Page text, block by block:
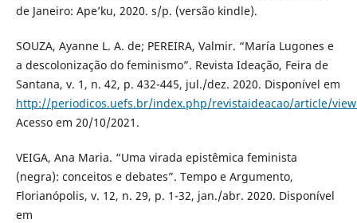
de Janeiro: Ape’ku, 2020. s/p. (versão kindle).
SOUZA, Ayanne L. A. de; PEREIRA, Valmir. “María Lugones e
a descolonização do feminismo”. Revista Ideação, Feira de
Santana, v. 1, n. 42, p. 432-445, jul./dez. 2020. Disponível em
http://periodicos.uefs.br/index.php/revistaideacao/article/
Acesso em 20/10/2021.
VEIGA, Ana Maria. “Uma virada epistêmica feminista
(negra): conceitos e debates”. Tempo e Argumento,
Florianópolis, v. 12, n. 29, p. 1-32, jan./abr. 2020. Disponível
em